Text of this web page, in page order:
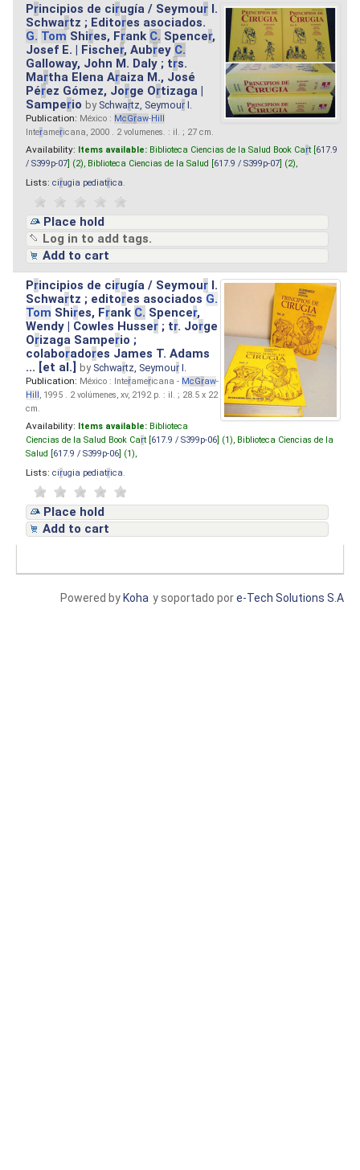
Principios de cirugía / Seymour I.
Schwartz ; Editores asociados.
G. Tom Shires, Frank C. Spencer,
Josef E. | Fischer, Aubrey C.
Galloway, John M. Daly ; trs.
Martha Elena Araiza M., José
Pérez Gómez, Jorge Ortizaga |
Samperio by Schwartz, Seymour I.
Publication: México : McGraw-Hill
Interamericana, 2000 . 2 volumenes. : il. ; 27 cm.
Availability: Items available: Biblioteca Ciencias de la Salud Book Cart [ 617.9
/ S399p-07 ] (2), Biblioteca Ciencias de la Salud [ 617.9 / S399p-07 ] (2),
Lists: cirugia pediatrica
Place hold
Log in to add tags.
Add to cart
Principios de cirugía / Seymour I.
Schwartz ; editores asociados G.
Tom Shires, Frank C. Spencer,
Wendy | Cowles Husser ; tr. Jorge
Orizaga Samperio ;
colaboradores James T. Adams
... [et al.]by Schwartz, Seymour I.
Publication: México : Interamericana - McGraw-
Hill, 1995 . 2 volúmenes, xv, 2192 p. : il. ; 28.5 x 22
cm.
Availability: Items available: Biblioteca
Ciencias de la Salud Book Cart [ 617.9 / S399p-06 ] (1), Biblioteca Ciencias de la
Salud [ 617.9 / S399p-06 ] (1),
Lists: cirugia pediatrica
Place hold
Add to cart
y soportado pore-Tech Solutions S.A
Powered by Koha